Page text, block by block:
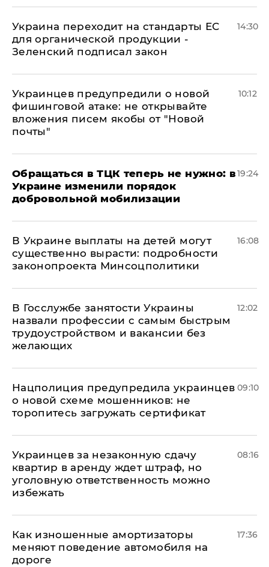
Украина переходит на стандарты ЕС
для органической продукции -
Зеленский подписал закон
14:30
Украинцев предупредили о новой
фишинговой атаке: не открывайте
вложения писем якобы от "Новой
почты"
10:12
Обращаться в ТЦК теперь не нужно: в
Украине изменили порядок
добровольной мобилизации
19:24
В Украине выплаты на детей могут
существенно вырасти: подробности
законопроекта Минсоцполитики
16:08
В Госслужбе занятости Украины
назвали профессии с самым быстрым
трудоустройством и вакансии без
желающих
12:02
Нацполиция предупредила украинцев
о новой схеме мошенников: не
торопитесь загружать сертификат
09:10
Украинцев за незаконную сдачу
квартир в аренду ждет штраф, но
уголовную ответственность можно
избежать
08:16
Как изношенные амортизаторы
меняют поведение автомобиля на
дороге
17:36